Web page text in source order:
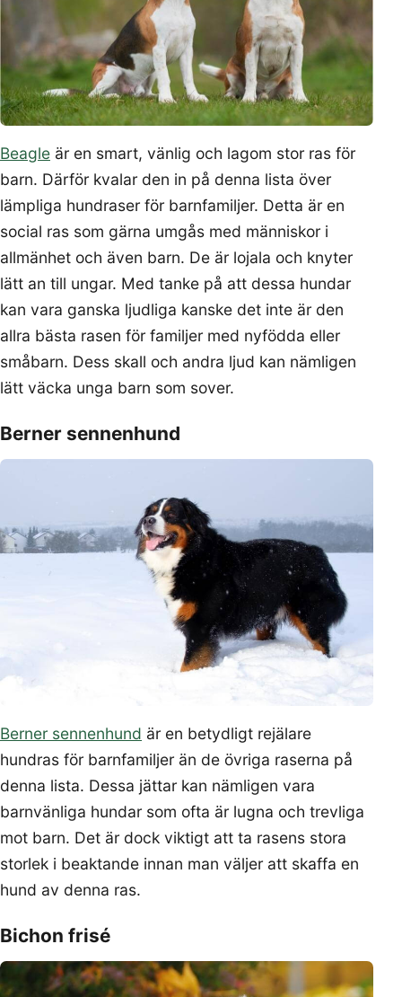
Beagle är en smart, vänlig och lagom stor ras för
barn. Därför kvalar den in på denna lista över
lämpliga hundraser för barnfamiljer. Detta är en
social ras som gärna umgås med människor i
allmänhet och även barn. De är lojala och knyter
lätt an till ungar. Med tanke på att dessa hundar
kan vara ganska ljudliga kanske det inte är den
allra bästa rasen för familjer med nyfödda eller
småbarn. Dess skall och andra ljud kan nämligen
lätt väcka unga barn som sover.
Berner sennenhund
Berner sennenhund är en betydligt rejälare
hundras för barnfamiljer än de övriga raserna på
denna lista. Dessa jättar kan nämligen vara
barnvänliga hundar som ofta är lugna och trevliga
mot barn. Det är dock viktigt att ta rasens stora
storlek i beaktande innan man väljer att skaffa en
hund av denna ras.
Bichon frisé